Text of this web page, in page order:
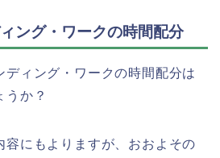
ング・ワークの時間配分
ディング・ワークの時間配分は
うか？
容にもよりますが、おおよその